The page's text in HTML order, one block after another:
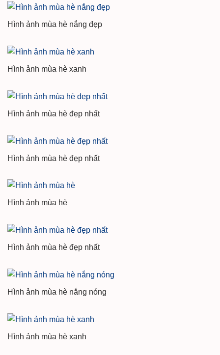
Hình ảnh mùa hè nắng đẹp
Hình ảnh mùa hè xanh
Hình ảnh mùa hè đẹp nhất
Hình ảnh mùa hè đẹp nhất
Hình ảnh mùa hè
Hình ảnh mùa hè đẹp nhất
Hình ảnh mùa hè nắng nóng
Hình ảnh mùa hè xanh